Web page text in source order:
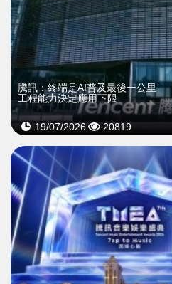
騰訊：終端是AI普及最後一公里
工程能力決定應用下限
19/07/2026 20819